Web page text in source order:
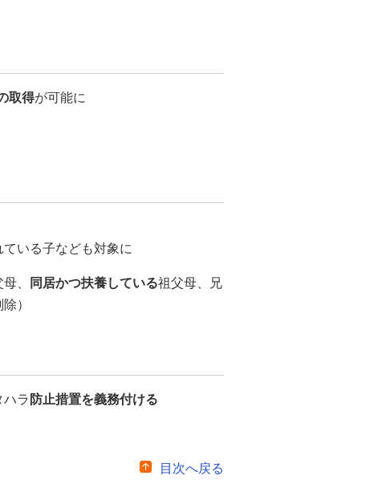
取得が可能に
いる子なども対象に
、 同居かつ扶養している祖父母、兄
）
ラ 防止措置を義務付ける
目次へ戻る